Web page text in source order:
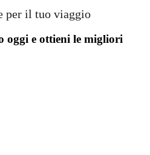
per il tuo viaggio
oggi e ottieni le migliori